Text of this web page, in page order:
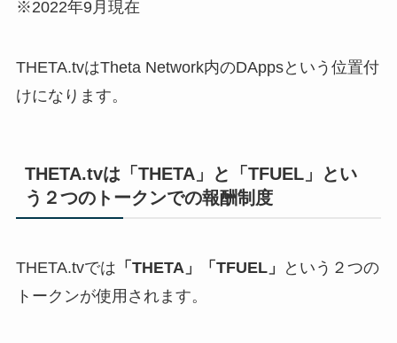
※2022年9月現在
THETA.tvはTheta Network内のDAppsという位置付
けになります。
THETA.tvは「THETA」と「TFUEL」とい
う２つのトークンでの報酬制度
THETA.tvでは 「THETA」「TFUEL」
という２つの
トークンが使用されます。